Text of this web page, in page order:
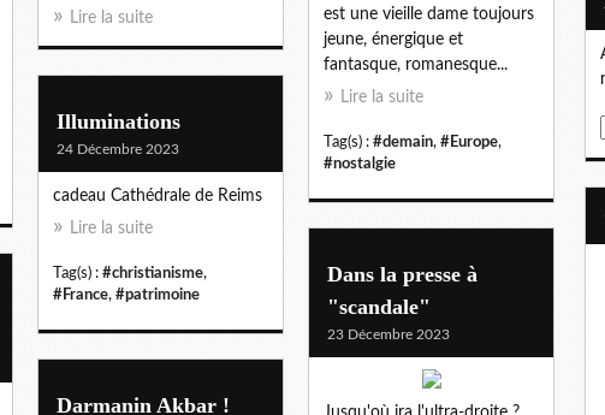
est une vieille dame toujours
jeune, énergique et
fantasque, romanesque...
Lire la suite
Tag(s) : #demain, #Europe,
#nostalgie
Lire la suite
Illuminations
24 Décembre 2023
cadeau Cathédrale de Reims
Lire la suite
Tag(s) : #christianisme,
#France, #patrimoine
Dans la presse à
"scandale"
23 Décembre 2023
Darmanin Akbar !